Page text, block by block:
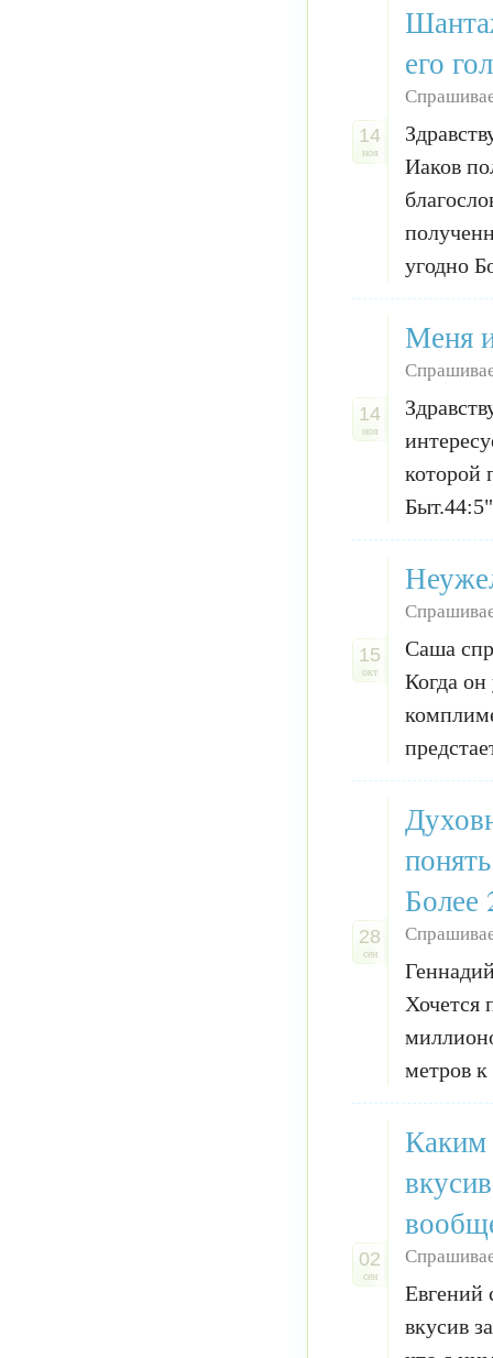
14
ноя
его
Иаков
угодно
14
ноя
Меня
которой
15
окт
Саша
Когда
28
сен
Более
Хочется
метров к
02
сен
Каким
Евгений
вкусив